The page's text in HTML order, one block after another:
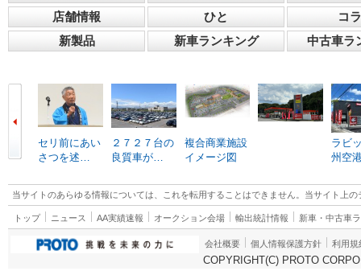
店舗情報
ひと
コ
新製品
新車ランキング 中古車ラ
セリ前にあい
さつを述…
２７２７台の
良質車が…
複合商業施設
イメージ図
ラビ
州空
当サイトのあらゆる情報については、これを転用することはできません。当サイト上
トップ ニュース AA実績速報 オークション会場 輸出統計情報 新車・中古車
会社概要 個人情報保護方針 利用規
COPYRIGHT(C) PROTO